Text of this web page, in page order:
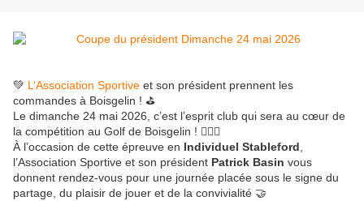
💚 L’Association Sportive et son président prennent les
commandes à Boisgelin ! ⛳
Le dimanche 24 mai 2026, c’est l’esprit club qui sera au cœur de
la compétition au Golf de Boisgelin ! 🏌️‍♂️🎉
À l’occasion de cette épreuve en Individuel Stableford
l’Association Sportive et son président Patrick Basin vous
donnent rendez-vous pour une journée placée sous le signe du
partage, du plaisir de jouer et de la convivialité 🤝